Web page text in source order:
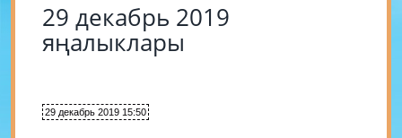
29 декабрь 2019
яңалыклары
29 декабрь 2019 15:50